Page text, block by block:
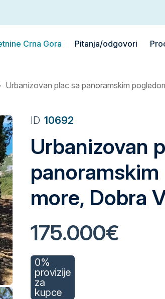
Crna Gora Pitanja/odgovori
Urbanizovan plac sa panoramskim
ID 10692
Urbanizovan
more, Dobra
175.000€
0%
provizije
za
kupce